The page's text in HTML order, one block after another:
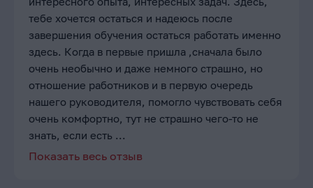
тебе хочется остаться и надеюсь после
завершения обучения остаться работать именно
здесь. Когда в первые пришла ,сначала было
очень необычно и даже немного страшно, но
отношение работников и в первую очередь
нашего руководителя, помогло чувствовать себя
очень комфортно, тут не страшно чего-то не
знать, если есть ...
Показать весь отзыв